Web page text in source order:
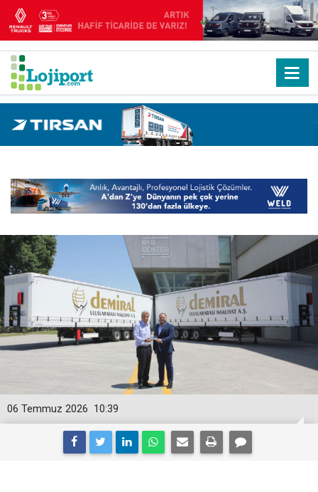
10:39
06 Temmuz 2026